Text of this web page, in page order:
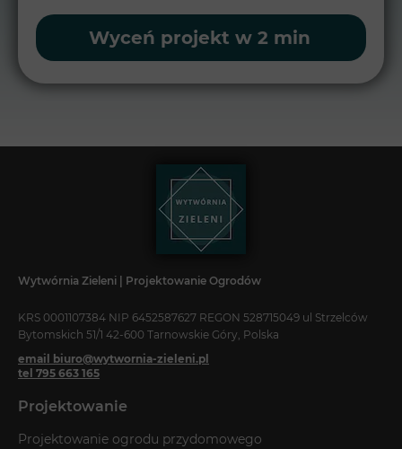
Wyceń projekt w 2 min
Wytwórnia Zieleni | Projektowanie Ogrodów
KRS 0001107384 NIP 6452587627 REGON 528715049 ul Strzelców
Bytomskich 51/1 42-600 Tarnowskie Góry, Polska
email biuro@wytwornia-zieleni.pl
tel 795 663 165
Projektowanie
Projektowanie ogrodu przydomowego